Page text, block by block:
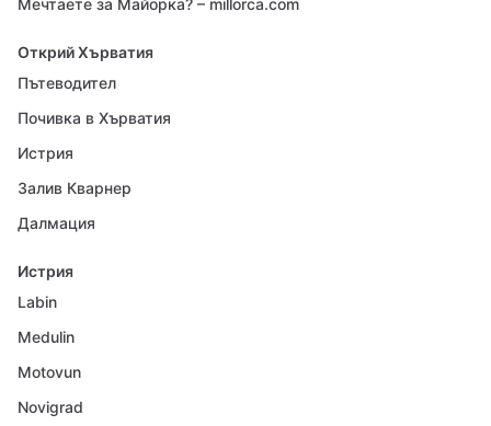
Мечтаете за Майорка? – millorca.com
Открий Хърватия
Пътеводител
Почивка в Хърватия
Истрия
Залив Кварнер
Далмация
Истрия
Labin
Medulin
Motovun
Novigrad